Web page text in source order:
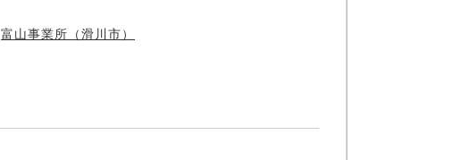
富山事業所（滑川市）